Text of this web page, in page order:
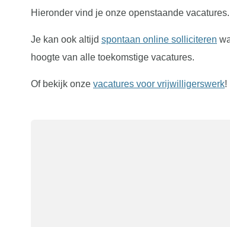
Hieronder vind je onze openstaande vacatures.
Je kan ook altijd spontaan online solliciteren
hoogte van alle toekomstige vacatures.
Of bekijk onze vacatures voor vrijwilligerswerk!